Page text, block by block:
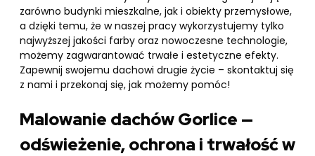
zarówno budynki mieszkalne, jak i obiekty przemysłowe,
a dzięki temu, że w naszej pracy wykorzystujemy tylko
najwyższej jakości farby oraz nowoczesne technologie,
możemy zagwarantować trwałe i estetyczne efekty.
Zapewnij swojemu dachowi drugie życie – skontaktuj się
z nami i przekonaj się, jak możemy pomóc!
Malowanie dachów Gorlice —
odświeżenie, ochrona i trwałość w